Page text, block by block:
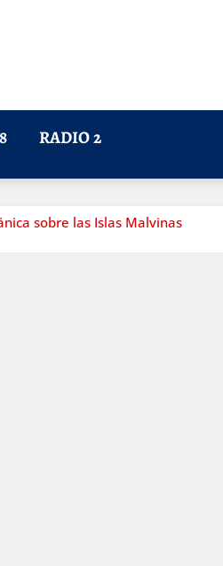
RADIO 2
sobre las Islas Malvinas